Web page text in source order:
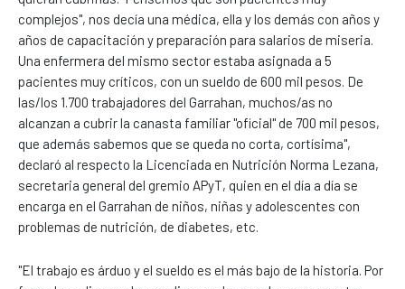
complejos", nos decía una médica, ella y los demás con años y
años de capacitación y preparación para salarios de miseria.
Una enfermera del mismo sector estaba asignada a 5
pacientes muy críticos, con un sueldo de 600 mil pesos. De
las/los 1.700 trabajadores del Garrahan, muchos/as no
alcanzan a cubrir la canasta familiar "oficial" de 700 mil pesos,
que además sabemos que se queda no corta, cortísima",
declaró al respecto la Licenciada en Nutrición Norma Lezana,
secretaria general del gremio APyT, quien en el día a día se
encarga en el Garrahan de niños, niñas y adolescentes con
problemas de nutrición, de diabetes, etc.
"El trabajo es árduo y el sueldo es el más bajo de la historia. Por